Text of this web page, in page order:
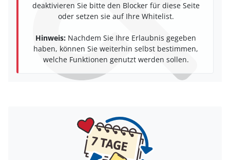
deaktivieren Sie bitte den Blocker für diese Seite
oder setzen sie auf Ihre Whitelist.
Hinweis: Nachdem Sie Ihre Erlaubnis gegeben
haben, können Sie weiterhin selbst bestimmen,
welche Funktionen genutzt werden sollen.